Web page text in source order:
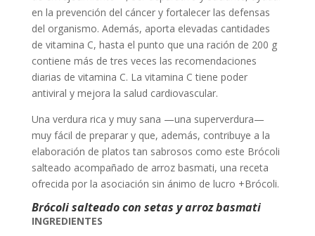
en la prevención del cáncer y fortalecer las defensas
del organismo. Además, aporta elevadas cantidades
de vitamina C, hasta el punto que una ración de 200 g
contiene más de tres veces las recomendaciones
diarias de vitamina C. La vitamina C tiene poder
antiviral y mejora la salud cardiovascular.
Una verdura rica y muy sana —una superverdura—
muy fácil de preparar y que, además, contribuye a la
elaboración de platos tan sabrosos como este Brócoli
salteado acompañado de arroz basmati, una receta
ofrecida por la asociación sin ánimo de lucro +Brócoli.
Brócoli salteado con setas y arroz basmati
INGREDIENTES